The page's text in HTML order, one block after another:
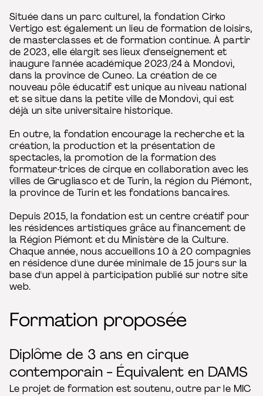
Située dans un parc culturel, la fondation Cirko
Vertigo est également un lieu de formation de loisirs,
de masterclasses et de formation continue. À partir
de 2023, elle élargit ses lieux d'enseignement et
inaugure l'année académique 2023/24 à Mondovì,
dans la province de Cuneo. La création de ce
nouveau pôle éducatif est unique au niveau national
et se situe dans la petite ville de Mondovì, qui est
déjà un site universitaire historique.
En outre, la fondation encourage la recherche et la
création, la production et la présentation de
spectacles, la promotion de la formation des
formateur·trices de cirque en collaboration avec les
villes de Grugliasco et de Turin, la région du Piémont,
la province de Turin et les fondations bancaires.
Depuis 2015, la fondation est un centre créatif pour
les résidences artistiques grâce au financement de
la Région Piémont et du Ministère de la Culture.
Chaque année, nous accueillons 10 à 20 compagnies
en résidence d'une durée minimale de 15 jours sur la
base d'un appel à participation publié sur notre site
web.
Formation proposée
Diplôme de 3 ans en cirque
contemporain - Équivalent en DAMS
Le projet de formation est soutenu, outre par le MIC